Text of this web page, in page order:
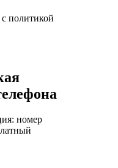
политикой
номер